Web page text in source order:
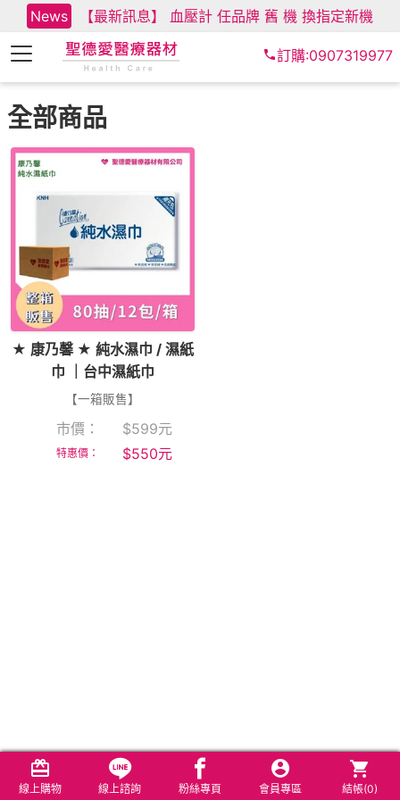
News 【最新訊息】 血壓計 任品牌 舊 機 換指定新機
訂購:0907319977
全部商品
★ 康乃馨 ★ 純水濕巾 / 濕紙
巾 ｜台中濕紙巾
【一箱販售】
市價： $599元
特惠價： $550元
線上購物 線上諮詢 粉絲專頁 會員專區 結帳(0)